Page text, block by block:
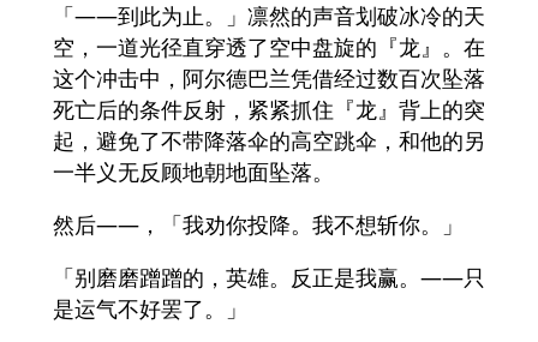
「——到此为止。」凛然的声音划破冰冷的天
空，一道光径直穿透了空中盘旋的『龙』。在
这个冲击中，阿尔德巴兰凭借经过数百次坠落
死亡后的条件反射，紧紧抓住『龙』背上的突
起，避免了不带降落伞的高空跳伞，和他的另
一半义无反顾地朝地面坠落。
然后——，「我劝你投降。我不想斩你。」
「别磨磨蹭蹭的，英雄。反正是我赢。——只
是运气不好罢了。」